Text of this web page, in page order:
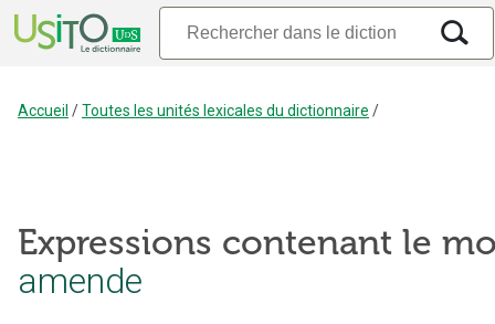
Accueil /Toutes les unités lexicales du dictionnaire /
Expressions contenant le
amende